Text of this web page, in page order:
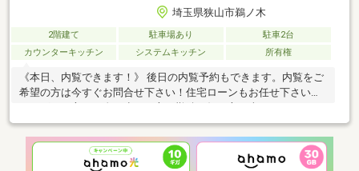
埼玉県狭山市鵜ノ木
2階建て 駐車場あり
駐車2台
カウンターキッチン
システムキッチン 所有権
《本日、内覧できます！》 後日の内覧予約もできます。内覧をご
希望の方は今すぐお問合せ下さい！住宅ローンもお任せ下さい。
ンのおまとめもOK！